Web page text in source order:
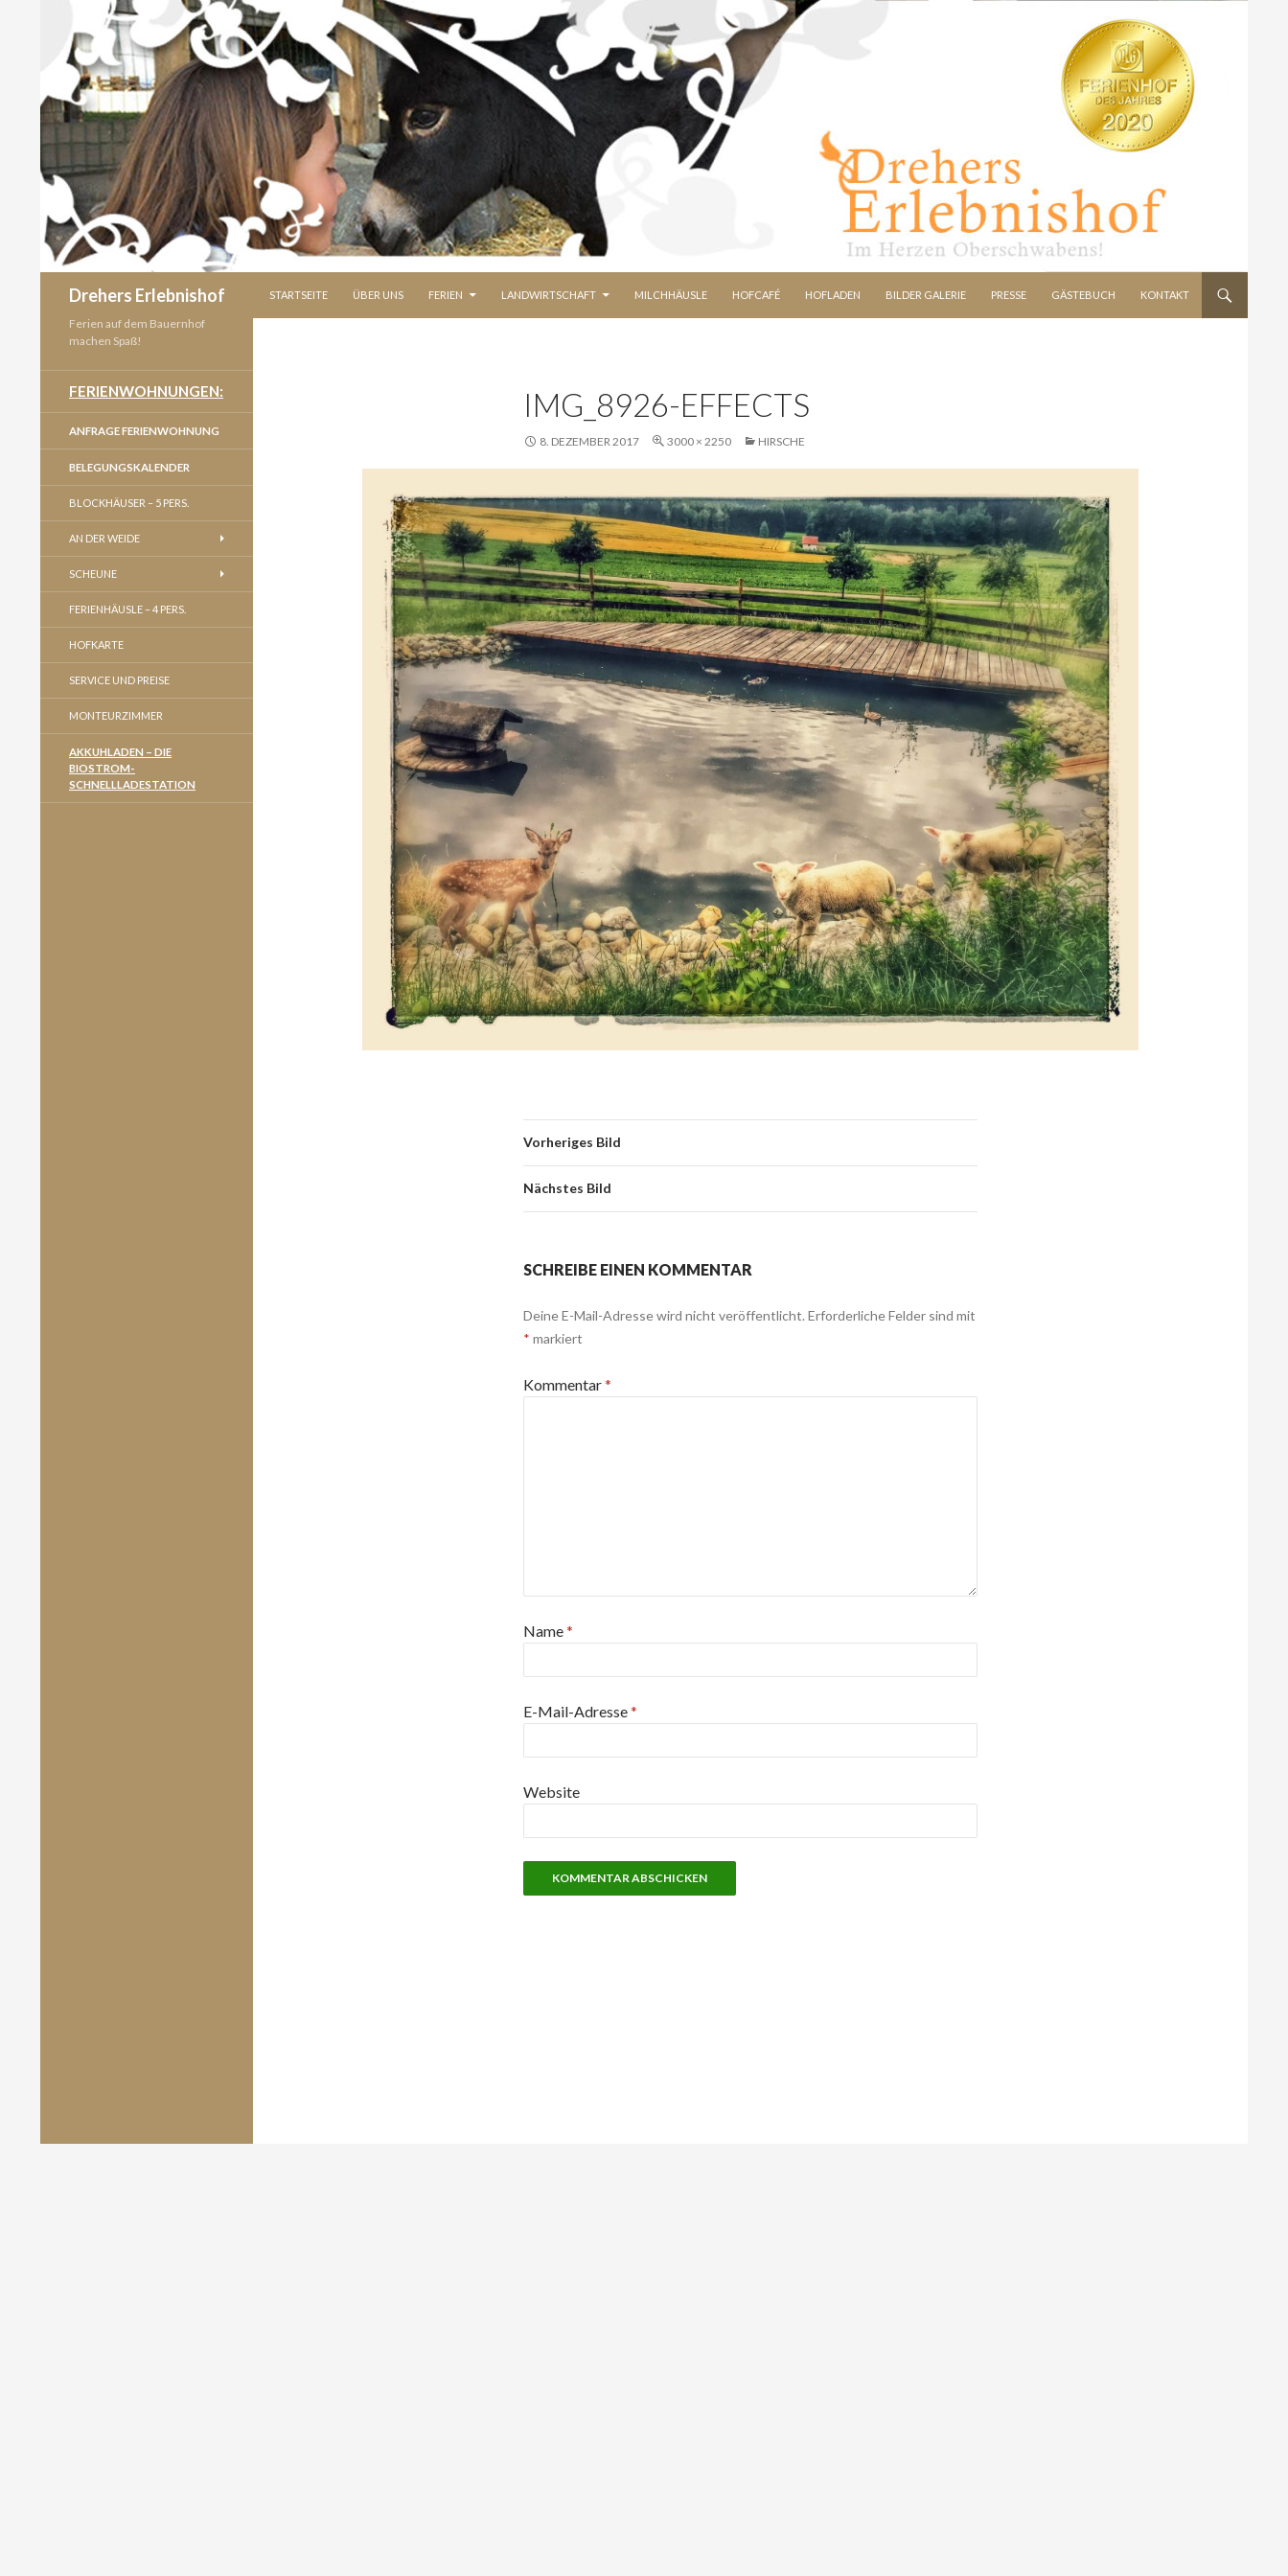
Drehers Erlebnishof
STARTSEITE
ÜBER UNS FERIEN LANDWIRTSCHAFT MILCHHÄUSLE HOFCAFÉ HOFLADEN BILDER GALERIE PRESSE GÄSTEBUCH KONTAKT
IMG_8926-EFFECTS
8. DEZEMBER 2017 3000 × 2250 HIRSCHE
Vorheriges Bild
Nächstes Bild
SCHREIBE EINEN KOMMENTAR
Deine E-Mail-Adresse wird nicht veröffentlicht.Erforderliche Felder sind mit
* markiert
Kommentar*
Name*
E-Mail-Adresse*
Website
Ferien auf dem Bauernhof
machen Spaß!
FERIENWOHNUNGEN:
ANFRAGE FERIENWOHNUNG
BELEGUNGSKALENDER
BLOCKHÄUSER – 5 PERS.
AN DER WEIDE
SCHEUNE
FERIENHÄUSLE – 4 PERS.
HOFKARTE
SERVICE UND PREISE
MONTEURZIMMER
AKKUHLADEN – DIE
BIOSTROM-
SCHNELLLADESTATION